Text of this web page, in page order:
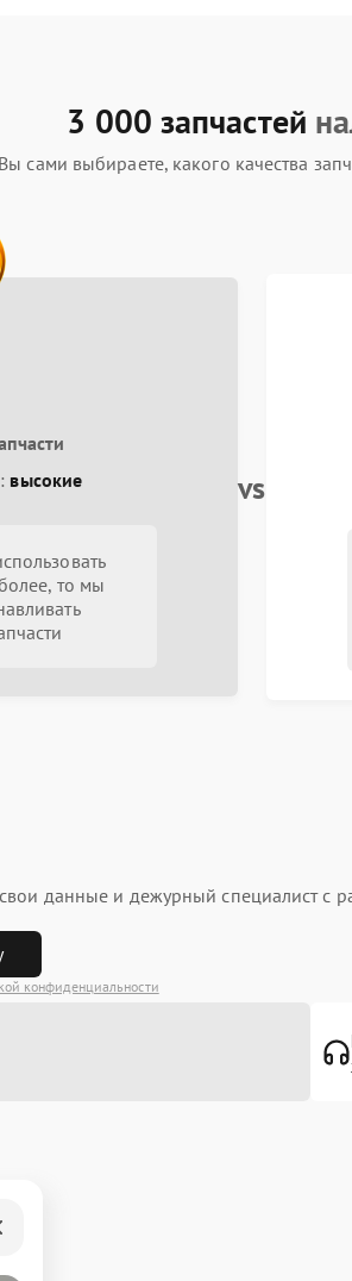
3 000 запчастей
Вы сами выбираете, какого качества
высокие
то мы
vs
свои данные и дежурный специалист с
конфиденциальности